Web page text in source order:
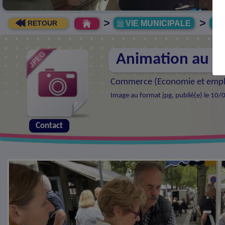
RETOUR > VIE MUNICIPALE >
Animation au
Commerce (Economie et
Image au format jpg, publié(e) le
Contact